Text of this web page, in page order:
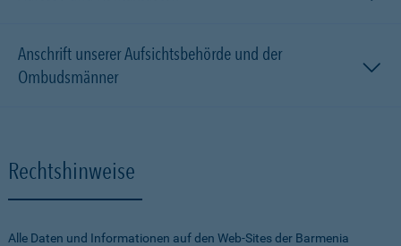
Anschrift unserer Aufsichtsbehörde und der
Ombudsmänner
Rechtshinweise
Alle Daten und Informationen auf den Web-Sites der Barmenia